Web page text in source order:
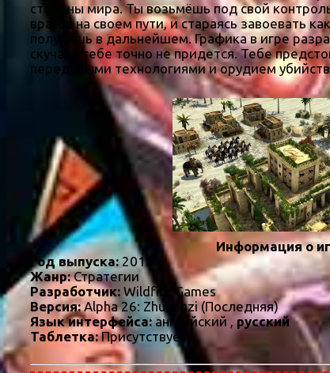
стороны мира. Ты возьмёшь под свой
врагов на своем пути, и стараясь
получишь в дальнейшем. Графика в игре
скучать тебе точно не придется. Тебе
передовыми технологиями и орудием
Информация о
Год выпуска:2018
Жанр:Стратегии
Разработчик: Wildfire Games
Версия:Alpha 26: Zhuangzi (Последняя)
Язык интерфейса:английский ,русский
Таблетка:Присутствует